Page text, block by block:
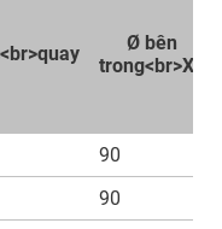
Ø bên
trong<br>X1
90
90